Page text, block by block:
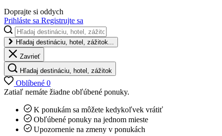
Doprajte si oddych
Prihláste sa Registrujte sa
Hľadaj destináciu, hotel, zážitok...
Zavrieť
Hľadaj destináciu, hotel, zážitok
Oblíbené 0
Zatiaľ nemáte žiadne obľúbené ponuky.
K ponukám sa môžete kedykoľvek vrátiť
Obľúbené ponuky na jednom mieste
Upozornenie na zmeny v ponukách